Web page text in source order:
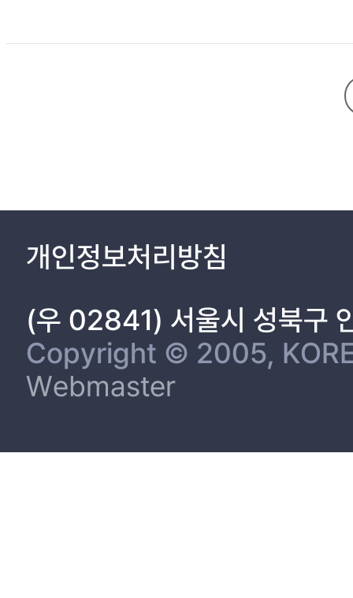
개인정보처리방침
(우 02841) 서울시 성북구
Copyright © 2005,
Webmaster